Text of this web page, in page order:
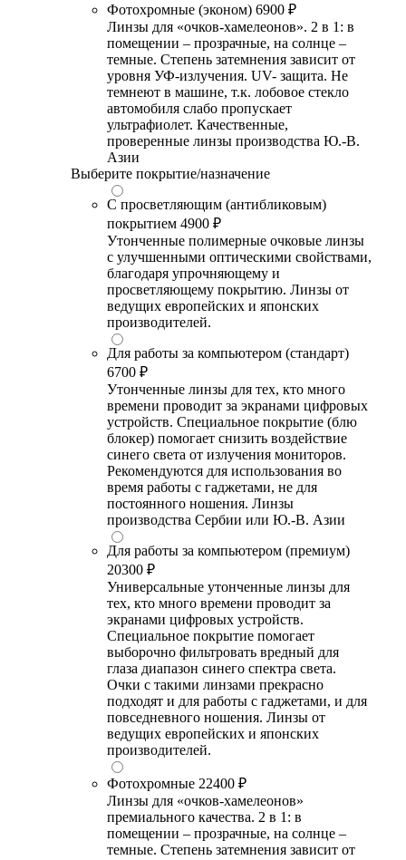
Фотохромные (эконом) 6900 ₽
Линзы для «очков-хамелеонов». 2 в 1: в
помещении – прозрачные, на солнце –
темные. Степень затемнения зависит от
уровня УФ-излучения. UV- защита. Не
темнеют в машине, т.к. лобовое стекло
автомобиля слабо пропускает
ультрафиолет. Качественные,
проверенные линзы производства Ю.-В.
Азии
Выберите покрытие/назначение
С просветляющим (антибликовым)
покрытием 4900 ₽
Утонченные полимерные очковые линзы
с улучшенными оптическими свойствами,
благодаря упрочняющему и
просветляющему покрытию. Линзы от
ведущих европейских и японских
производителей.
Для работы за компьютером (стандарт)
6700 ₽
Утонченные линзы для тех, кто много
времени проводит за экранами цифровых
устройств. Специальное покрытие (блю
блокер) помогает снизить воздействие
синего света от излучения мониторов.
Рекомендуются для использования во
время работы с гаджетами, не для
постоянного ношения. Линзы
производства Сербии или Ю.-В. Азии
Для работы за компьютером (премиум)
20300 ₽
Универсальные утонченные линзы для
тех, кто много времени проводит за
экранами цифровых устройств.
Специальное покрытие помогает
выборочно фильтровать вредный для
глаза диапазон синего спектра света.
Очки с такими линзами прекрасно
подходят и для работы с гаджетами, и для
повседневного ношения. Линзы от
ведущих европейских и японских
производителей.
Фотохромные 22400 ₽
Линзы для «очков-хамелеонов»
премиального качества. 2 в 1: в
помещении – прозрачные, на солнце –
темные. Степень затемнения зависит от